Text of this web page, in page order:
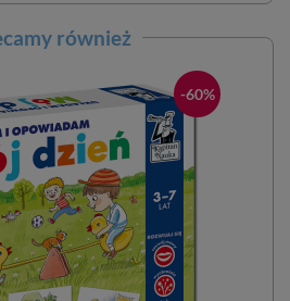
również
-60%